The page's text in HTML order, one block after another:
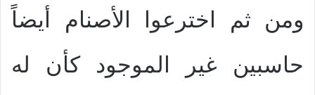
ومن ثم اخترعوا الأصنام أيضاً
حاسبين غير الموجود كأن له